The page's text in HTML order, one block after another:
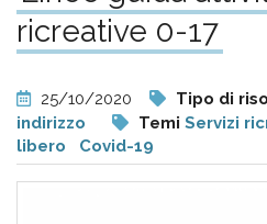
e
analisi
ricreative 0-17
25/10/2020 Tipo di
indirizzo
Temi Servizi
libero
Covid-19